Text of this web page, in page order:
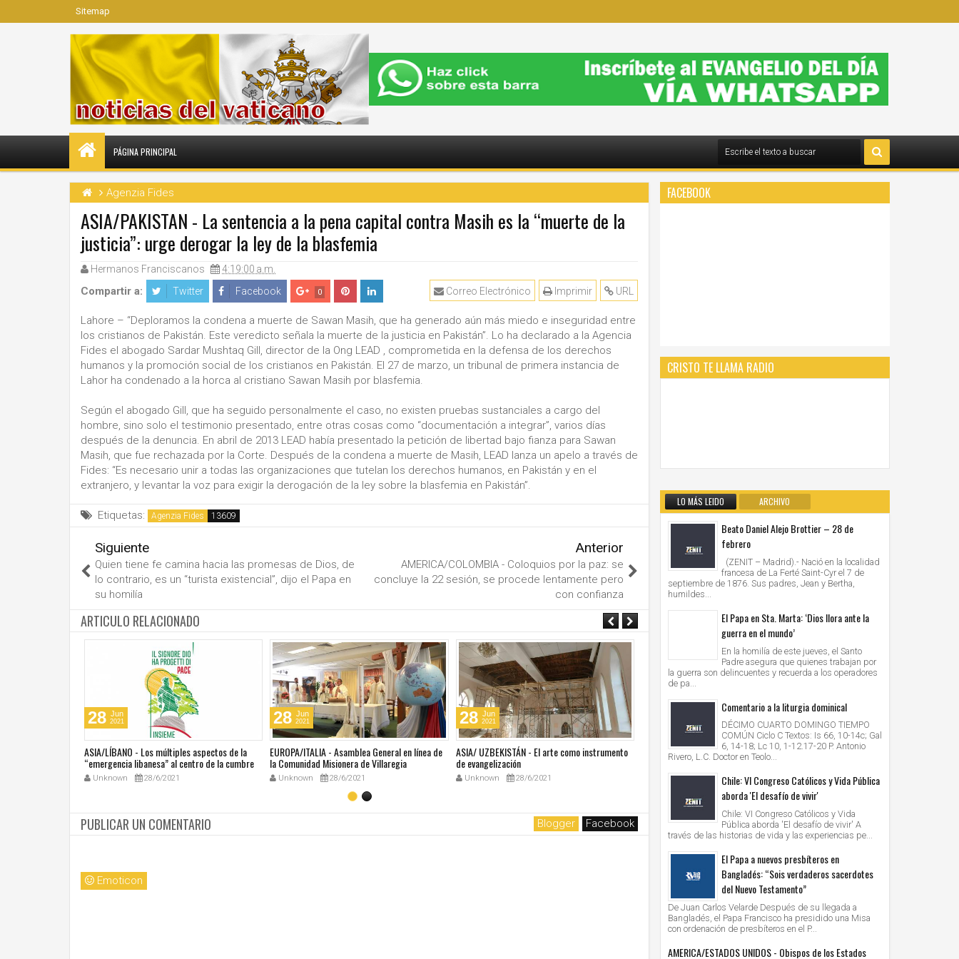
Sitemap
PÁGINA PRINCIPAL
Agenzia Fides
ASIA/PAKISTAN - La sentencia a la pena capital contra Masih es la “muerte de la
justicia”: urge derogar la ley de la blasfemia
Hermanos Franciscanos 4:19:00 a.m.
Compartir a: Twitter Facebook 0 URL
Imprimir
Correo Electrónico
Lahore – “Deploramos la condena a muerte de Sawan Masih, que ha generado aún más miedo e inseguridad entre
los cristianos de Pakistán. Este veredicto señala la muerte de la justicia en Pakistán”. Lo ha declarado a la Agencia
Fides el abogado Sardar Mushtaq Gill, director de la Ong LEAD , comprometida en la defensa de los derechos
humanos y la promoción social de los cristianos en Pakistán. El 27 de marzo, un tribunal de primera instancia de
Lahor ha condenado a la horca al cristiano Sawan Masih por blasfemia.
Según el abogado Gill, que ha seguido personalmente el caso, no existen pruebas sustanciales a cargo del
hombre, sino solo el testimonio presentado, entre otras cosas como “documentación a integrar”, varios días
después de la denuncia. En abril de 2013 LEAD había presentado la petición de libertad bajo fianza para Sawan
Masih, que fue rechazada por la Corte. Después de la condena a muerte de Masih, LEAD lanza un apelo a través de
Fides: “Es necesario unir a todas las organizaciones que tutelan los derechos humanos, en Pakistán y en el
extranjero, y levantar la voz para exigir la derogación de la ley sobre la blasfemia en Pakistán”.
Etiquetas: Agenzia Fides
Siguiente
Quien tiene fe camina hacia las promesas de Dios, de
lo contrario, es un “turista existencial”, dijo el Papa en
su homilía
Anterior
AMERICA/COLOMBIA - Coloquios por la paz: se
concluye la 22 sesión, se procede lentamente pero
con confianza
ARTICULO RELACIONADO
28 Jun
2021
ASIA/LÍBANO - Los múltiples aspectos de la
“emergencia libanesa” al centro de la cumbre
eclesial convocada por el Papa Francisco
Unknown 28/6/2021
28 Jun
2021
EUROPA/ITALIA - Asamblea General en línea de
la Comunidad Misionera de Villaregia
Unknown 28/6/2021
28 Jun
2021
ASIA/ UZBEKISTÁN - El arte como instrumento
de evangelización
Unknown 28/6/2021
AMERICA/PERU' - Los obispos: "la Iglesia cree
en la democracia, defiende el sistema
democrático, apoya los resultados electorales"
Unknown 28/6/2021
28 2021
VATICANO - Oración mariana por
Unknown
PUBLICAR UN COMENTARIO Blogger Facebook
Emoticon
FACEBOOK
CRISTO TE LLAMA RADIO
LO MÁS LEIDO ARCHIVO
Beato Daniel Alejo Brottier – 28 de
febrero
(ZENIT – Madrid).- Nació en la localidad
francesa de La Ferté Saint-Cyr el 7 de
septiembre de 1876. Sus padres, Jean y Bertha,
humildes...
El Papa en Sta. Marta: ‘Dios llora ante la
guerra en el mundo’
En la homilía de este jueves, el Santo
Padre asegura que quienes trabajan por
la guerra son delincuentes y recuerda a los operadores
de pa...
Comentario a la liturgia dominical
DÉCIMO CUARTO DOMINGO TIEMPO
COMÚN Ciclo C Textos: Is 66, 10-14c; Gal
6, 14-18; Lc 10, 1-12.17-20 P. Antonio
Rivero, L.C. Doctor en Teolo...
Chile: VI Congreso Católicos y Vida Pública
aborda 'El desafío de vivir'
Chile: VI Congreso Católicos y Vida
Pública aborda 'El desafío de vivir' A
través de las historias de vida y las experiencias pe...
El Papa a nuevos presbíteros en
Bangladés: “Sois verdaderos sacerdotes
del Nuevo Testamento”
De Juan Carlos Velarde Después de su llegada a
Bangladés, el Papa Francisco ha presidido una Misa
con ordenación de presbíteros en el P...
AMERICA/ESTADOS UNIDOS - Obispos de los Estados